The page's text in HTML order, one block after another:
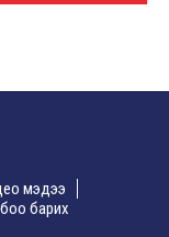
мэдээ
барих